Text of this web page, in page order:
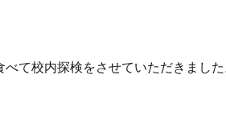
校内探検をさせていただきました